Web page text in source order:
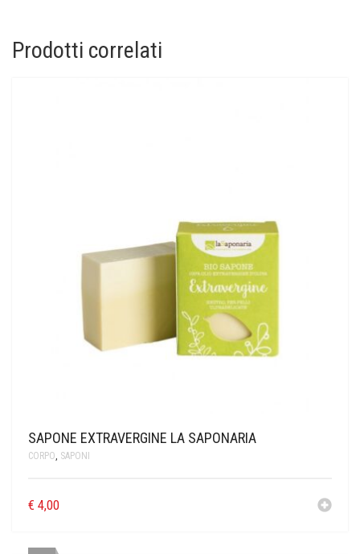
Prodotti correlati
SAPONE EXTRAVERGINE LA SAPONARIA
CORPO SAPONI
€ 4,00